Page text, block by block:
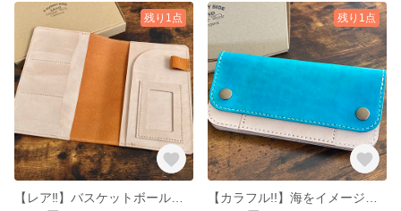
残り1点 残り1点